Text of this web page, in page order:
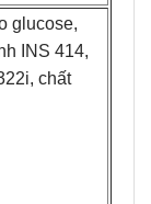
glucose,
INS 414,
chất